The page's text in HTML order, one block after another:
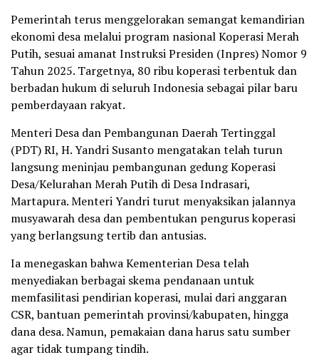
Pemerintah terus menggelorakan semangat kemandirian
ekonomi desa melalui program nasional Koperasi Merah
Putih, sesuai amanat Instruksi Presiden (Inpres) Nomor 9
Tahun 2025. Targetnya, 80 ribu koperasi terbentuk dan
berbadan hukum di seluruh Indonesia sebagai pilar baru
pemberdayaan rakyat.
Menteri Desa dan Pembangunan Daerah Tertinggal
(PDT) RI, H. Yandri Susanto mengatakan telah turun
langsung meninjau pembangunan gedung Koperasi
Desa/Kelurahan Merah Putih di Desa Indrasari,
Martapura. Menteri Yandri turut menyaksikan jalannya
musyawarah desa dan pembentukan pengurus koperasi
yang berlangsung tertib dan antusias.
Ia menegaskan bahwa Kementerian Desa telah
menyediakan berbagai skema pendanaan untuk
memfasilitasi pendirian koperasi, mulai dari anggaran
CSR, bantuan pemerintah provinsi/kabupaten, hingga
dana desa. Namun, pemakaian dana harus satu sumber
agar tidak tumpang tindih.